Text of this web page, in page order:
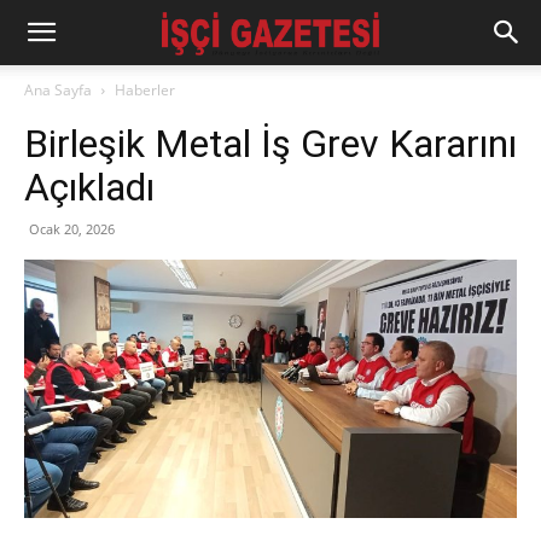
Ana Sayfa Haberler
Birleşik Metal İş Grev Kararını
Açıkladı
Ocak 20, 2026